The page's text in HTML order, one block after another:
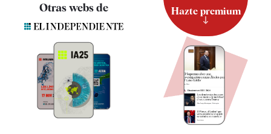
Quiénes somos
Especificaciones
Otras webs de Hazte premium